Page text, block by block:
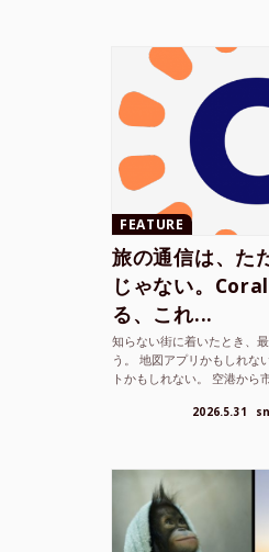
FEATURE
旅の通信は、た
じゃない。
る、これ...
知らない街に着いたとき、
う。 地図アプリかもしれな
トかもしれない。 空港から
て、その街の空...2026.5.31